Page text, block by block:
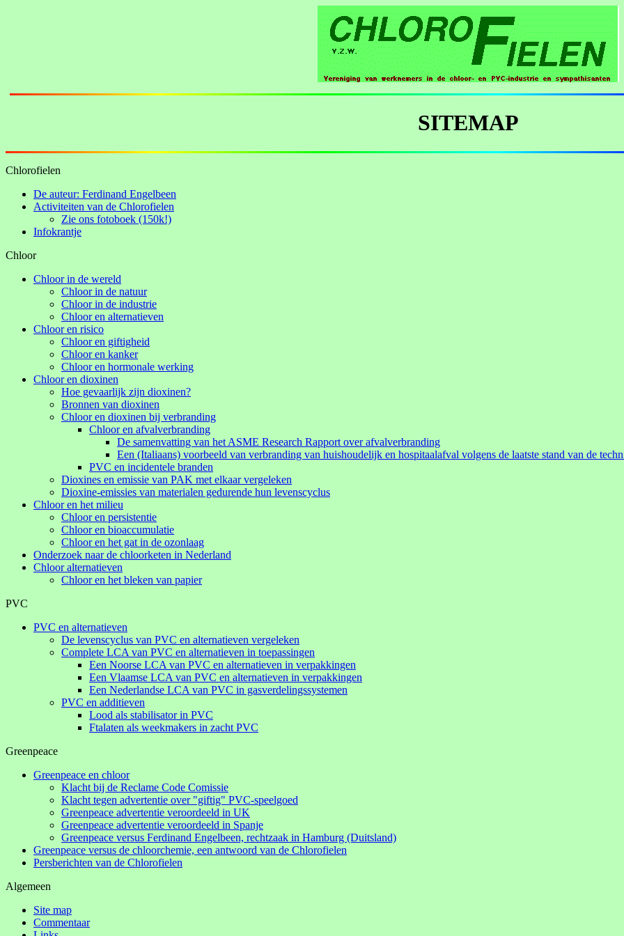
SITEMAP
Chlorofielen
De auteur: Ferdinand Engelbeen
Activiteiten van de Chlorofielen
Zie ons fotoboek (150k!)
Infokrantje
Chloor
Chloor in de wereld
Chloor in de natuur
Chloor in de industrie
Chloor en alternatieven
Chloor en risico
Chloor en giftigheid
Chloor en kanker
Chloor en hormonale werking
Chloor en dioxinen
Hoe gevaarlijk zijn dioxinen?
Bronnen van dioxinen
Chloor en dioxinen bij verbranding
Chloor en afvalverbranding
De samenvatting van het ASME Research Rapport over afvalverbranding
Een (Italiaans) voorbeeld van verbranding van huishoudelijk en hospitaalafval volgens de laatste stand van de
PVC en incidentele branden
Dioxines en emissie van PAK met elkaar vergeleken
Dioxine-emissies van materialen gedurende hun levenscyclus
Chloor en het milieu
Chloor en persistentie
Chloor en bioaccumulatie
Chloor en het gat in de ozonlaag
Onderzoek naar de chloorketen in Nederland
Chloor alternatieven
Chloor en het bleken van papier
PVC
PVC en alternatieven
De levenscyclus van PVC en alternatieven vergeleken
Complete LCA van PVC en alternatieven in toepassingen
Een Noorse LCA van PVC en alternatieven in verpakkingen
Een Vlaamse LCA van PVC en alternatieven in verpakkingen
Een Nederlandse LCA van PVC in gasverdelingssystemen
PVC en additieven
Lood als stabilisator in PVC
Ftalaten als weekmakers in zacht PVC
Greenpeace
Greenpeace en chloor
Klacht bij de Reclame Code Comissie
Klacht tegen advertentie over "giftig" PVC-speelgoed
Greenpeace advertentie veroordeeld in UK
Greenpeace advertentie veroordeeld in Spanje
Greenpeace versus Ferdinand Engelbeen, rechtzaak in Hamburg (Duitsland)
Greenpeace versus de chloorchemie, een antwoord van de Chlorofielen
Persberichten van de Chlorofielen
Algemeen
Site map
Commentaar